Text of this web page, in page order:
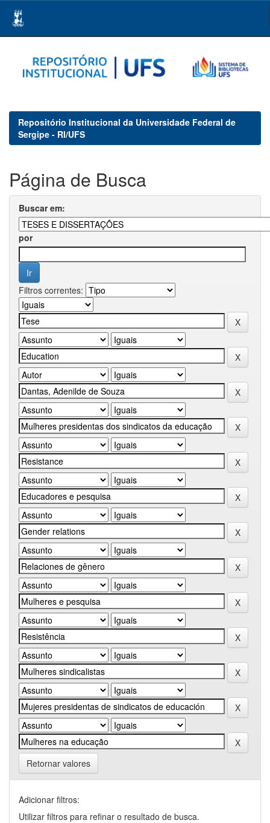
navigation
Repositório Institucional da Universidade Federal de
Sergipe - RI/UFS
Página de Busca
Buscar em:
por
Filtros correntes:
Retornar valores
Adicionar filtros:
Utilizar filtros para refinar o resultado de busca.